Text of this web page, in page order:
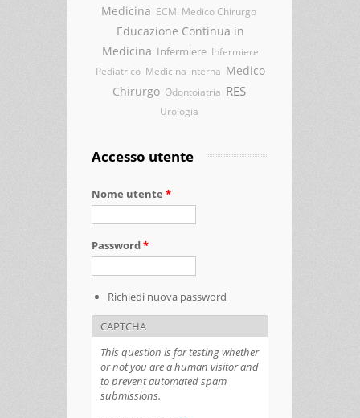
Medicina ECM. Medico Chirurgo
Educazione Continua in
Medicina Infermiere Infermiere
Pediatrico Medicina interna Medico
Chirurgo Odontoiatria RES
Urologia
Accesso utente
Nome utente *
Password*
Richiedi nuova password
CAPTCHA
This question is for testing whether
or not you are a human visitor and
to prevent automated spam
submissions.